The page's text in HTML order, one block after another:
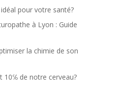
pour votre santé?
à Lyon : Guide
la chimie de son
10℅ de notre cerveau?